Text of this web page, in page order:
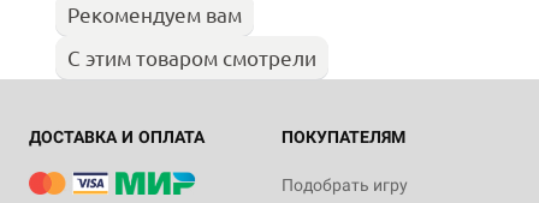
Рекомендуем вам
С этим товаром смотрели
ДОСТАВКА И ОПЛАТА ПОКУПАТЕЛЯМ
Подобрать игру